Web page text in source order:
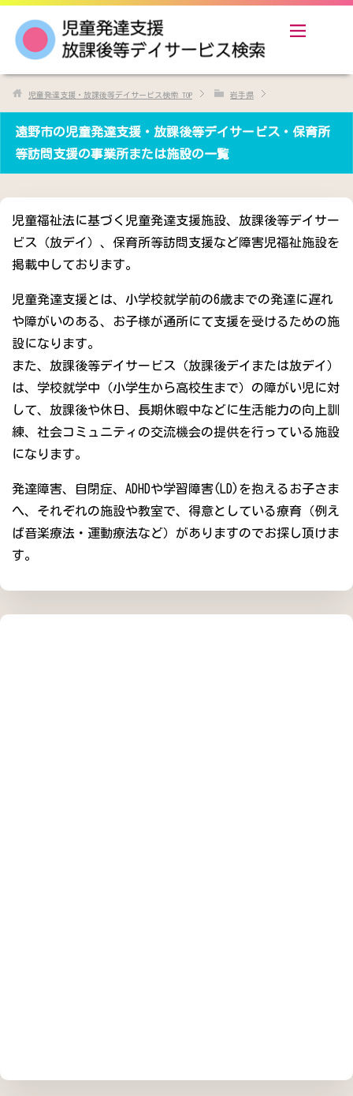
児童発達支援・放課後等デイサービス検索 TOP 岩手県
遠野市の児童発達支援・放課後等デイサービス・保育所
等訪問支援の事業所または施設の一覧
児童福祉法に基づく児童発達支援施設、放課後等デイサー
ビス（放デイ）、保育所等訪問支援など障害児福祉施設を
掲載中しております。
児童発達支援とは、小学校就学前の6歳までの発達に遅れ
や障がいのある、お子様が通所にて支援を受けるための施
設になります。
また、放課後等デイサービス（放課後デイまたは放デイ）
は、学校就学中（小学生から高校生まで）の障がい児に対
して、放課後や休日、長期休暇中などに生活能力の向上訓
練、社会コミュニティの交流機会の提供を行っている施設
になります。
発達障害、自閉症、ADHDや学習障害(LD)を抱えるお子さま
へ、それぞれの施設や教室で、得意としている療育（例え
ば音楽療法・運動療法など）がありますのでお探し頂けま
す。